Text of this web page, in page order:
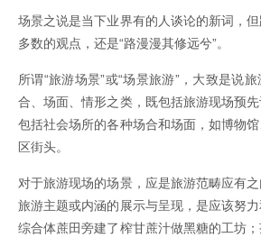
场景之说是当下业界有的人谈论的新词，
多数的观点，还是“路漫漫其修远兮”。
所谓“旅游场景”或“场景旅游”，大致是说
合、场面、情形之类，既包括旅游现场预
包括社会场所的各种场合和场面，如博物
区街头。
对于旅游现场的场景，应是旅游范畴应有
旅游主题或内涵的展示与呈现，是应该努
综合体蔗田旁建了榨甘蔗汁做黑糖的工坊